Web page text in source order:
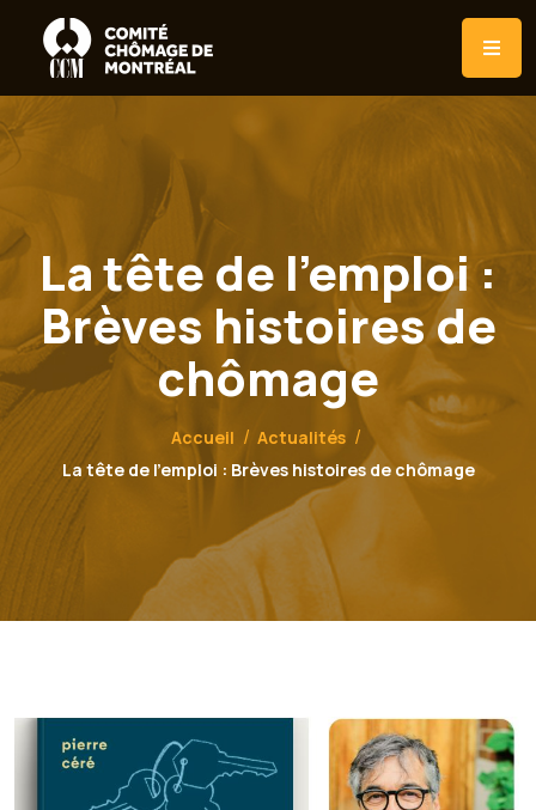
La tête de l'emploi :
Brèves histoires de
chômage
Accueil
Actualités
La tête de l'emploi : Brèves histoires de chômage